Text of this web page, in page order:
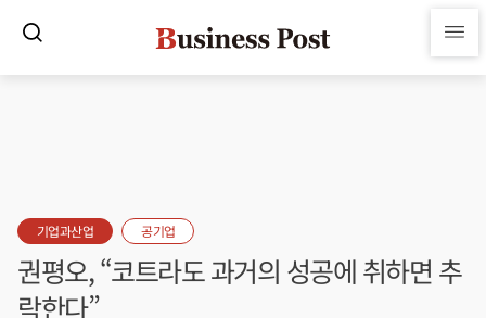
기업과산업 공기업
권평오, “코트라도 과거의 성공에 취하면 추
락한다”